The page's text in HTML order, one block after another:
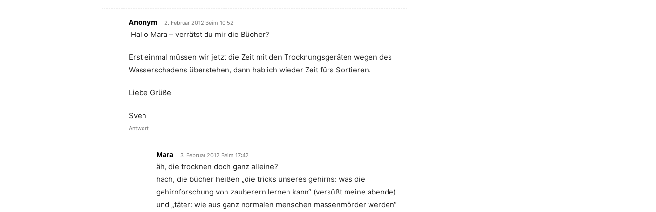
Anonym 2. Februar 2012 Beim 10:52
Hallo Mara – verrätst du mir die Bücher?
Erst einmal müssen wir jetzt die Zeit mit den Trocknungsgeräten wegen des
Wasserschadens überstehen, dann hab ich wieder Zeit fürs Sortieren.
Liebe Grüße
Sven
Antwort
Mara 3. Februar 2012 Beim 17:42
äh, die trocknen doch ganz alleine?
hach, die bücher heißen „die tricks unseres gehirns: was die
gehirnforschung von zauberern lernen kann“ (versüßt meine abende)
und „täter: wie aus ganz normalen menschen massenmörder werden“